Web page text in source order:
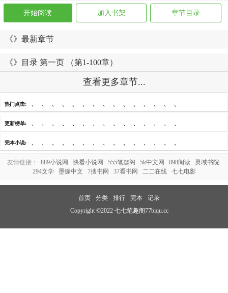
开始阅读 加入书架 章节目录
《》最新章节
《》目录 第一页 （第1-100章）
查看更多章节...
热门点击: 、 、 、 、 、 、 、 、 、 、 、 、 、 、 、
更新榜单: 、 、 、 、 、 、 、 、 、 、 、 、 、 、 、
完本小说: 、 、 、 、 、 、 、 、 、 、 、 、 、 、 、
友情链接： 889小说网 快看小说网 555笔趣阁 5k中文网 898阅读
灵域书院
294文学
墨缘中文 7搜书网 37看书网 二二在线 七七电影
首页 分类 排行 完本
记录
Copyright ©2022 七七笔趣阁77biqu.cc